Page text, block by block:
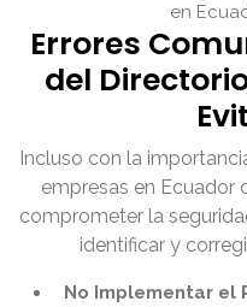
en
Errores
del
Incluso con la
empresas en Ecuador
comprometer la
identificar y
No Implementar el